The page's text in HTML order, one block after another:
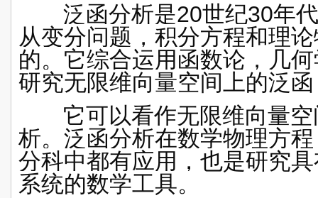
泛函分析是20世纪30年代
从变分问题，积分方程和理
的。它综合运用函数论，几
研究无限维向量空间上的泛
它可以看作无限维向量空
析。泛函分析在数学物理方
分科中都有应用，也是研究
系统的数学工具。